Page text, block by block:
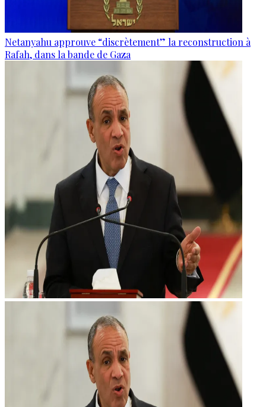
Netanyahu approuve “discrètement” la reconstruction à
Rafah, dans la bande de Gaza